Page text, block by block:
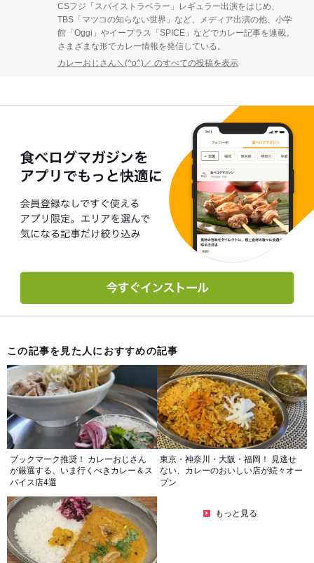
CSフジ「スパイストラベラー」レギュラー出演をはじめ、
TBS「マツコの知らない世界」など、メディア出演の他、小学
館「Oggi」やイープラス「SPICE」などでカレー記事を連載。
さまざまな形でカレー情報を発信している。
カレーおじさん＼(^o^)／ のすべての投稿を表示
この記事を見た人におすすめの記事
ブックマーク推奨！ カレーおじさん
が厳選する、いま行くべきカレー＆ス
パイス店4選
東京・神奈川・大阪・福岡！ 見逃せ
ない、カレーのおいしい店が続々オー
プン
もっと見る